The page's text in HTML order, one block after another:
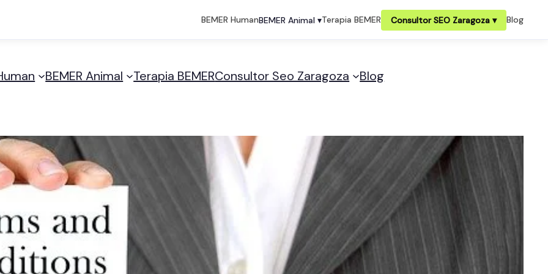
BEMER HumanBEMER Animal ▾Terapia BEMER Consultor SEO Zaragoza ▾ Blog
BEMER Animal Terapia BEMERConsultor Seo Zaragoza Blog